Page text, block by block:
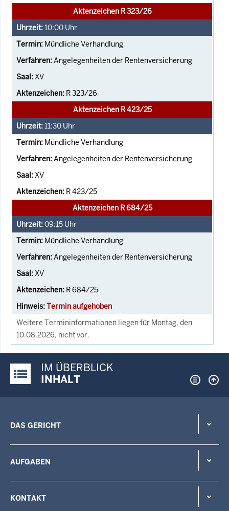
Aktenzeichen R 323/26
10:00 Uhr
Mündliche Verhandlung
Angelegenheiten der Rentenversicherung
XV
R 323/26
Aktenzeichen R 423/25
11:30 Uhr
Mündliche Verhandlung
Angelegenheiten der Rentenversicherung
XV
R 423/25
Aktenzeichen R 684/25
09:15 Uhr
Mündliche Verhandlung
Angelegenheiten der Rentenversicherung
XV
R 684/25
Termin aufgehoben
Weitere Termininformationen liegen für Montag, den
10.08.2026, nicht vor.
Justiz-Portal im Überblick:
IM ÜBERBLICK
INHALT
DAS GERICHT
AUFGABEN
KONTAKT